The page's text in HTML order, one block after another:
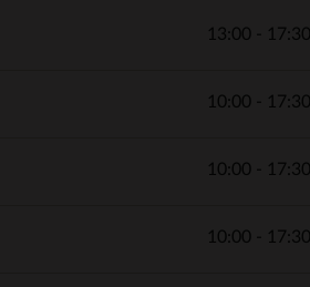
13:00 - 17:30
10:00 - 17:30
10:00 - 17:30
10:00 - 17:30